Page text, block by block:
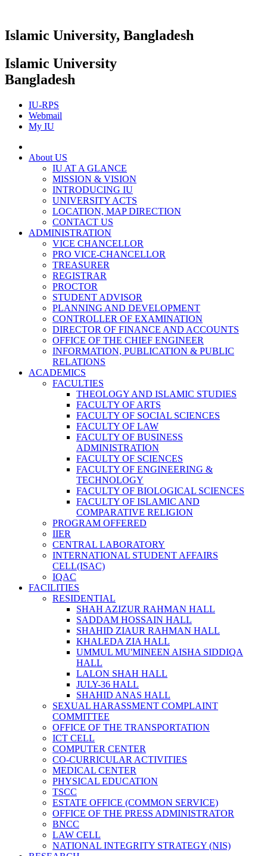
Islamic University, Bangladesh
Islamic University
Bangladesh
IU-RPS
Webmail
My IU
About US
IU AT A GLANCE
MISSION & VISION
INTRODUCING IU
UNIVERSITY ACTS
LOCATION, MAP DIRECTION
CONTACT US
ADMINISTRATION
VICE CHANCELLOR
PRO VICE-CHANCELLOR
TREASURER
REGISTRAR
PROCTOR
STUDENT ADVISOR
PLANNING AND DEVELOPMENT
CONTROLLER OF EXAMINATION
DIRECTOR OF FINANCE AND ACCOUNTS
OFFICE OF THE CHIEF ENGINEER
INFORMATION, PUBLICATION & PUBLIC
RELATIONS
ACADEMICS
FACULTIES
THEOLOGY AND ISLAMIC STUDIES
FACULTY OF ARTS
FACULTY OF SOCIAL SCIENCES
FACULTY OF LAW
FACULTY OF BUSINESS
ADMINISTRATION
FACULTY OF SCIENCES
FACULTY OF ENGINEERING &
TECHNOLOGY
FACULTY OF BIOLOGICAL SCIENCES
FACULTY OF ISLAMIC AND
COMPARATIVE RELIGION
PROGRAM OFFERED
IIER
CENTRAL LABORATORY
INTERNATIONAL STUDENT AFFAIRS
CELL(ISAC)
IQAC
FACILITIES
RESIDENTIAL
SHAH AZIZUR RAHMAN HALL
SADDAM HOSSAIN HALL
SHAHID ZIAUR RAHMAN HALL
KHALEDA ZIA HALL
UMMUL MU'MINEEN AISHA SIDDIQA
HALL
LALON SHAH HALL
JULY-36 HALL
SHAHID ANAS HALL
SEXUAL HARASSMENT COMPLAINT
COMMITTEE
OFFICE OF THE TRANSPORTATION
ICT CELL
COMPUTER CENTER
CO-CURRICULAR ACTIVITIES
MEDICAL CENTER
PHYSICAL EDUCATION
TSCC
ESTATE OFFICE (COMMON SERVICE)
OFFICE OF THE PRESS ADMINISTRATOR
BNCC
LAW CELL
NATIONAL INTEGRITY STRATEGY (NIS)